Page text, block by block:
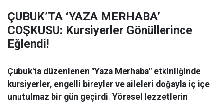
ÇUBUK’TA ‘YAZA MERHABA’
COŞKUSU: Kursiyerler Gönüllerince
Eğlendi!
Çubuk'ta düzenlenen "Yaza Merhaba" etkinliğinde
kursiyerler, engelli bireyler ve aileleri doğayla iç içe
unutulmaz bir gün geçirdi. Yöresel lezzetlerin